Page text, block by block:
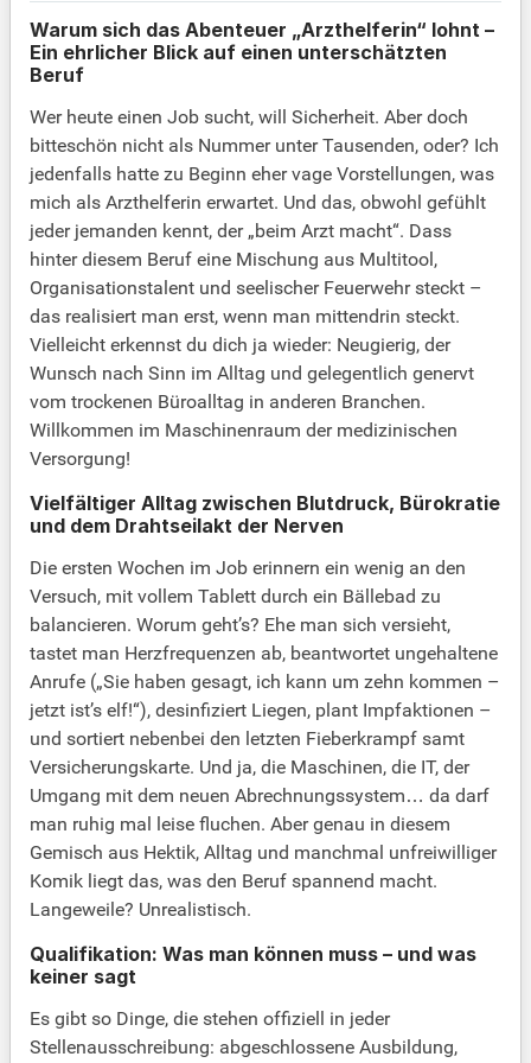
Warum sich das Abenteuer „Arzthelferin“ lohnt –
Ein ehrlicher Blick auf einen unterschätzten
Beruf
Wer heute einen Job sucht, will Sicherheit. Aber doch
bitteschön nicht als Nummer unter Tausenden, oder? Ich
jedenfalls hatte zu Beginn eher vage Vorstellungen, was
mich als Arzthelferin erwartet. Und das, obwohl gefühlt
jeder jemanden kennt, der „beim Arzt macht“. Dass
hinter diesem Beruf eine Mischung aus Multitool,
Organisationstalent und seelischer Feuerwehr steckt –
das realisiert man erst, wenn man mittendrin steckt.
Vielleicht erkennst du dich ja wieder: Neugierig, der
Wunsch nach Sinn im Alltag und gelegentlich genervt
vom trockenen Büroalltag in anderen Branchen.
Willkommen im Maschinenraum der medizinischen
Versorgung!
Vielfältiger Alltag zwischen Blutdruck, Bürokratie
und dem Drahtseilakt der Nerven
Die ersten Wochen im Job erinnern ein wenig an den
Versuch, mit vollem Tablett durch ein Bällebad zu
balancieren. Worum geht’s? Ehe man sich versieht,
tastet man Herzfrequenzen ab, beantwortet ungehaltene
Anrufe („Sie haben gesagt, ich kann um zehn kommen –
jetzt ist’s elf!“), desinfiziert Liegen, plant Impfaktionen –
und sortiert nebenbei den letzten Fieberkrampf samt
Versicherungskarte. Und ja, die Maschinen, die IT, der
Umgang mit dem neuen Abrechnungssystem… da darf
man ruhig mal leise fluchen. Aber genau in diesem
Gemisch aus Hektik, Alltag und manchmal unfreiwilliger
Komik liegt das, was den Beruf spannend macht.
Langeweile? Unrealistisch.
Qualifikation: Was man können muss – und was
keiner sagt
Es gibt so Dinge, die stehen offiziell in jeder
Stellenausschreibung: abgeschlossene Ausbildung,